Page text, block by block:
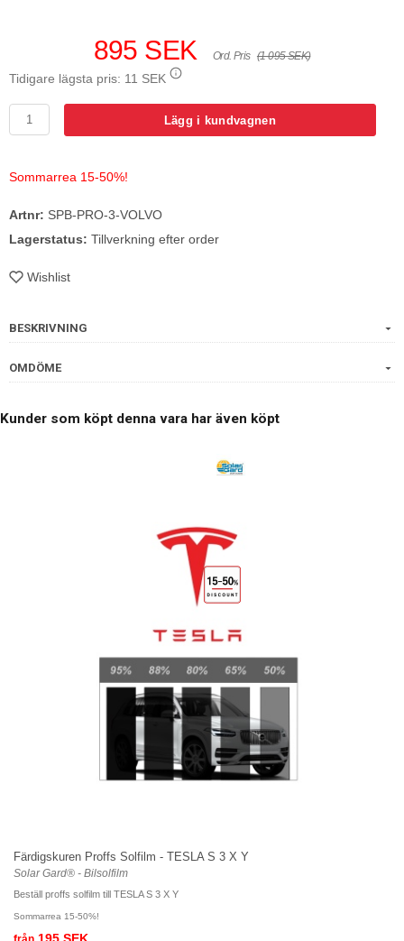
895 SEK Ord. Pris (1 095 SEK)
Tidigare lägsta pris: 11 SEK
Lägg i kundvagnen
Sommarrea 15-50%!
Artnr: SPB-PRO-3-VOLVO
Lagerstatus: Tillverkning efter order
Wishlist
BESKRIVNING
OMDÖME
Kunder som köpt denna vara har även köpt
Färdigskuren Proffs Solfilm - TESLA S 3 X Y
Solar Gard® - Bilsolfilm
Beställ proffs solfilm till TESLA S 3 X Y
Sommarrea 15-50%!
195 SEK